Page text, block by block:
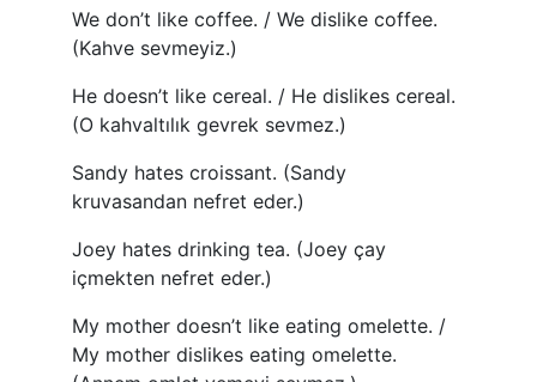
We don’t like coffee. / We dislike coffee.
(Kahve sevmeyiz.)
He doesn’t like cereal. / He dislikes cereal.
(O kahvaltılık gevrek sevmez.)
Sandy hates croissant. (Sandy
kruvasandan nefret eder.)
Joey hates drinking tea. (Joey çay
içmekten nefret eder.)
My mother doesn’t like eating omelette. /
My mother dislikes eating omelette.